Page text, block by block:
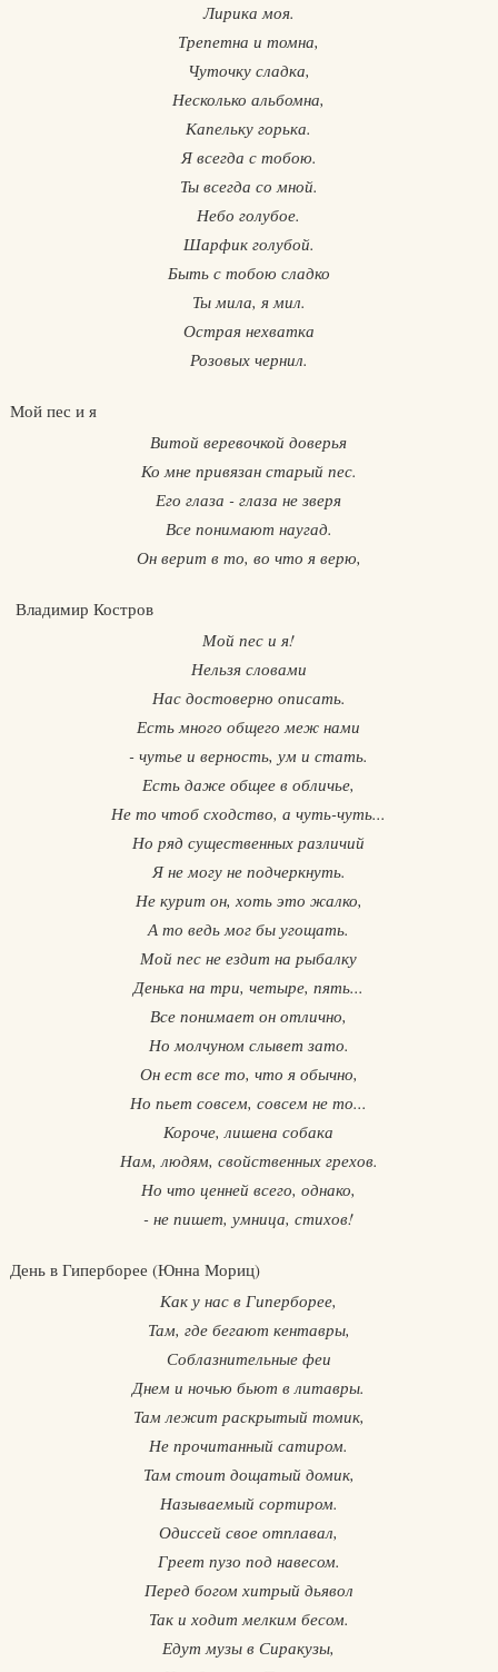
Лирика моя.
Трепетна и томна,
Чуточку сладка,
Несколько альбомна,
Капельку горька.
Я всегда с тобою.
Ты всегда со мной.
Небо голубое.
Шарфик голубой.
Быть с тобою сладко
Ты мила, я мил.
Острая нехватка
Розовых чернил.
Мой пес и я
Витой веревочкой доверья
Ко мне привязан старый пес.
Его глаза - глаза не зверя
Все понимают наугад.
Он верит в то, во что я верю,
Владимир Костров
Мой пес и я!
Нельзя словами
Нас достоверно описать.
Есть много общего меж нами
- чутье и верность, ум и стать.
Есть даже общее в обличье,
Не то чтоб сходство, а чуть-чуть...
Но ряд существенных различий
Я не могу не подчеркнуть.
Не курит он, хоть это жалко,
А то ведь мог бы угощать.
Мой пес не ездит на рыбалку
Денька на три, четыре, пять...
Все понимает он отлично,
Но молчуном слывет зато.
Он ест все то, что я обычно,
Но пьет совсем, совсем не то...
Короче, лишена собака
Нам, людям, свойственных грехов.
Но что ценней всего, однако,
- не пишет, умница, стихов!
День в Гиперборее (Юнна Мориц)
Как у нас в Гиперборее,
Там, где бегают кентавры,
Соблазнительные феи
Днем и ночью бьют в литавры.
Там лежит раскрытый томик,
Не прочитанный сатиром.
Там стоит дощатый домик,
Называемый сортиром.
Одиссей свое отплавал,
Греет пузо под навесом.
Перед богом хитрый дьявол
Так и ходит мелким бесом.
Едут музы в Сиракузы,